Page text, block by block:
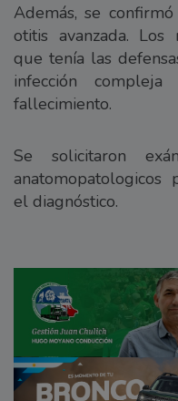
Además, se
otitis avanzada. Los
que tenía las
infección
fallecimiento.
Se solicitaron
anatomopatologicos
el diagnóstico.